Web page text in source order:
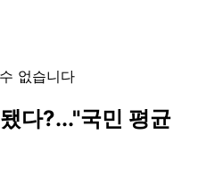
없습니다
다?..."국민 평균